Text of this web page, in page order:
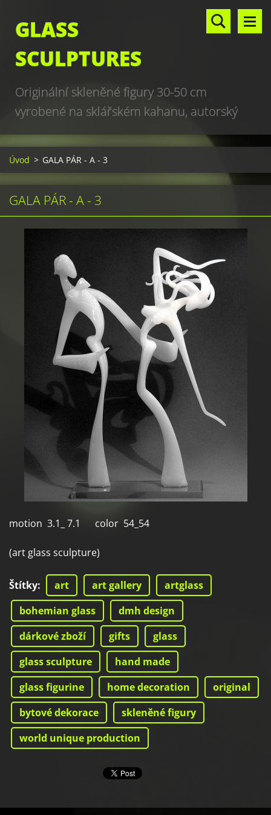
GLASS
SCULPTURES
Originální skleněné figury 30-50 cm
vyrobené na sklářském kahanu, autorský
design, hand made, art glass sculptures,
world unique production
Úvod > GALA PÁR - A - 3
GALA PÁR - A - 3
motion 3.1_ 7.1 color 54_54
(art glass sculpture)
Štítky: art art gallery
artglass
bohemian glass
dmh design
dárkové zboží
gifts
glass
glass sculpture
hand made
glass figurine
home decoration
original
bytové dekorace
skleněné figury
world unique production